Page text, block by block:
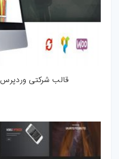
قالب شرکتی وردپرس Sodiss نسخه 1.1